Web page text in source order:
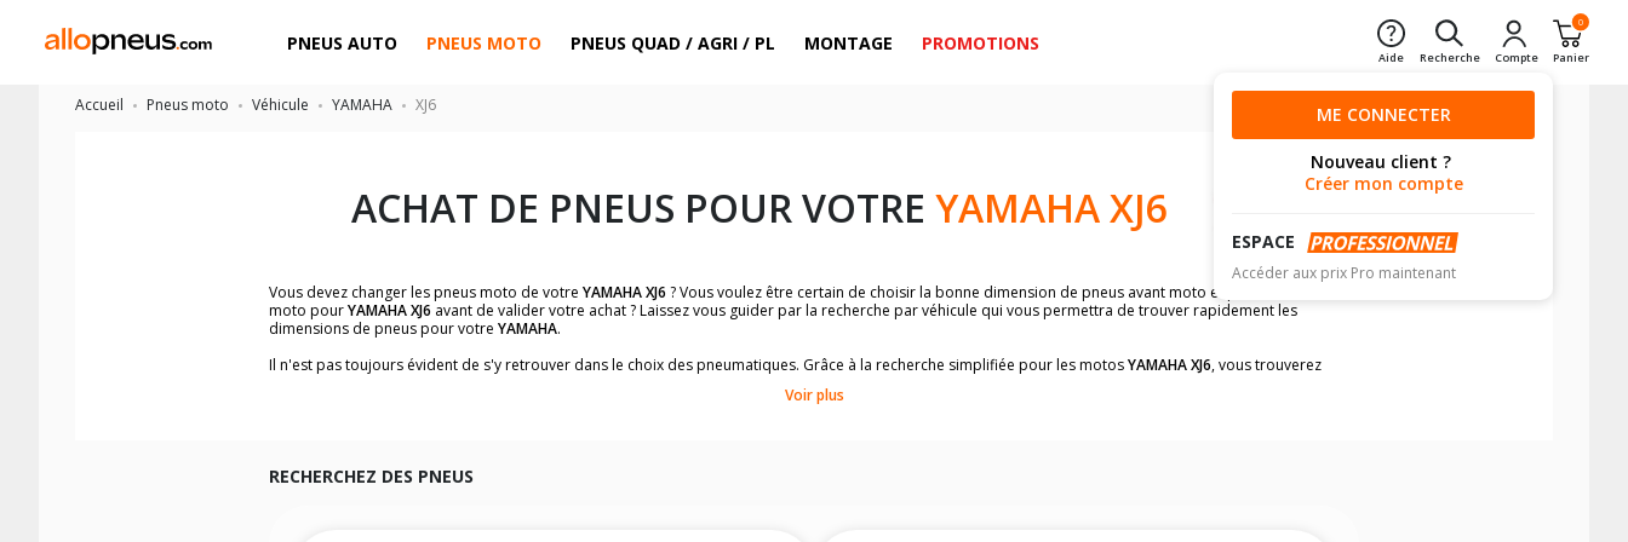
PNEUS AUTO PNEUS MOTO PNEUS QUAD / AGRI / PL MONTAGE PROMOTIONS
Aide Recherche Compte
0
Panier
ME CONNECTER
Nouveau client ?
Créer mon compte
ESPACE
Accéder aux prix Pro maintenant
Accueil Pneus moto Véhicule YAMAHA XJ6
ACHAT DE PNEUS POUR VOTRE YAMAHA XJ6
Vous devez changer les pneus moto de votre YAMAHA XJ6 ? Vous voulez être certain de choisir la bonne dimension de pneus avant moto et pneus arrière
moto pourYAMAHA XJ6 avant de valider votre achat ? Laissez vous guider par la recherche par véhicule qui vous permettra de trouver rapidement les
dimensions de pneus pour votre YAMAHA.
Il n'est pas toujours évident de s'y retrouver dans le choix des pneumatiques. Grâce à la recherche simplifiée pour les motosYAMAHA XJ6, vous trouverez
Vous ne savez pas comment trouver les dimensions de vos pneus ? Ces informations sont indiquées sur le flanc des pneumatiques, dans le carnet de bord de
facilement.
Voir plus
RECHERCHEZ DES PNEUS